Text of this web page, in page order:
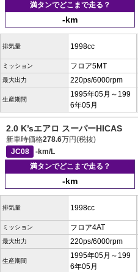
満タンでどこまで走る？
-km
排気量 1998cc
ミッション フロア5MT
最大出力 220ps/6000rpm
生産期間
1995年05月～199
6年05月
2.0 K’sエアロ スーパーHICAS
新車時価格278.6万円(税抜)
JC08
-km/L
満タンでどこまで走る？
-km
排気量 1998cc
ミッション フロア4AT
最大出力 220ps/6000rpm
生産期間
1995年05月～199
6年05月